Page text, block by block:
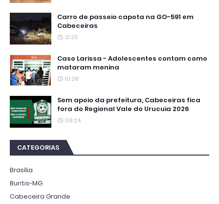
Carro de passeio capota na GO-591 em
Cabeceiras
21:33
Caso Larissa - Adolescentes contam como
mataram menina
10:38
Sem apoio da prefeitura, Cabeceiras fica
fora do Regional Vale do Urucuia 2026
09:24
CATEGORIAS
Brasília
Buritis-MG
Cabeceira Grande